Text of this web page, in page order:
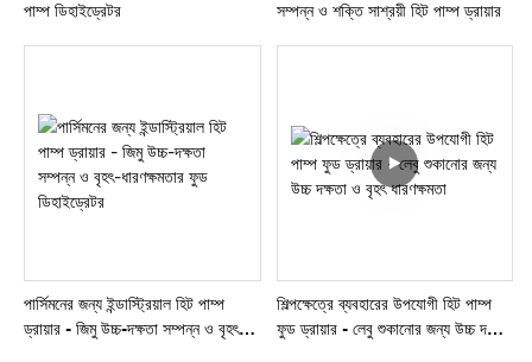
পাম্প ডিহাইড্রেটর
সম্পন্ন ও শক্তি সাশ্রয়ী হিট পাম্প ড্রায়ার
পার্সিমনের জন্য ইন্ডাস্ট্রিয়াল হিট পাম্প
ড্রায়ার - জিমু উচ্চ-দক্ষতা সম্পন্ন ও বৃহৎ-
শিল্পক্ষেত্রে ব্যবহারের উপযোগী হিট পাম্প
ফুড ড্রায়ার - লেবু শুকানোর জন্য উচ্চ দক্ষতা